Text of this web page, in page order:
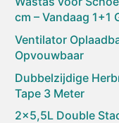
cm – Vandaag 1+1
Ventilator
Opvouwbaar
Dubbelzijdige
Tape 3 Meter
2×5,5L Double